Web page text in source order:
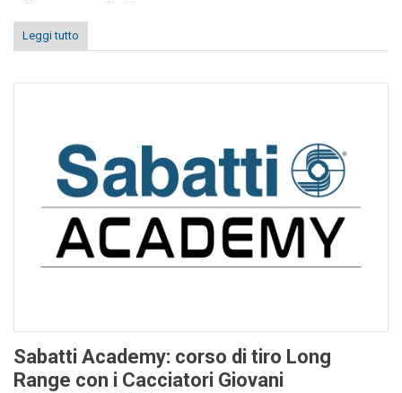
Leggi tutto
Sabatti Academy: corso di tiro Long
Range con i Cacciatori Giovani